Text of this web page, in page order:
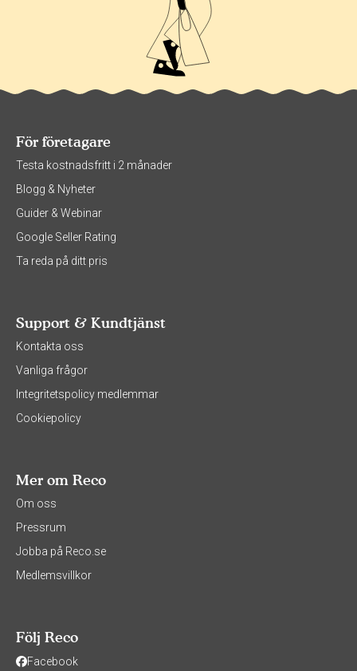
För företagare
Testa kostnadsfritt i 2 månader
Blogg & Nyheter
Guider & Webinar
Google Seller Rating
Ta reda på ditt pris
Support & Kundtjänst
Kontakta oss
Vanliga frågor
Integritetspolicy medlemmar
Cookiepolicy
Mer om Reco
Om oss
Pressrum
Jobba på Reco.se
Medlemsvillkor
Följ Reco
Facebook